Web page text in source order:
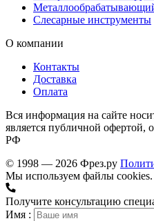
Слесарные инструменты
О компании
Контакты
Доставка
Оплата
Вся информация на сайте
является публичной офертой,
РФ
© 1998 — 2026 Фрез.ру
Мы используем файлы cookies.
Получите консультацию
Имя :